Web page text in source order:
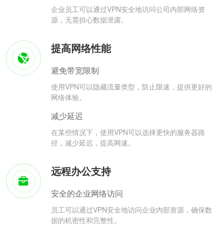
企业员工可以通过VPN安全地访问公司内部网络资
源，无需担心数据泄露。
提高网络性能
避免带宽限制
使用VPN可以隐藏流量类型，防止限速，提供更好的
网络体验。
减少延迟
在某些情况下，使用VPN可以选择更快的服务器路
径，减少延迟，提高网速。
远程办公支持
安全的企业网络访问
员工可以通过VPN安全地访问企业内部资源，确保数
据的机密性和完整性。